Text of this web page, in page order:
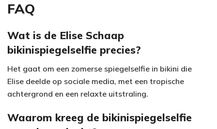
FAQ
Wat is de Elise Schaap
bikinispiegelselfie precies?
Het gaat om een zomerse spiegelselfie in bikini die
Elise deelde op sociale media, met een tropische
achtergrond en een relaxte uitstraling.
Waarom kreeg de bikinispiegelselfie